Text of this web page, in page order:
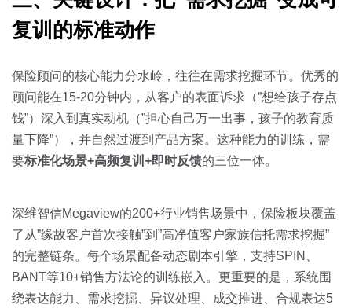
复训的标准动作
保险顾问的核心能力分水岭，往往在需求挖掘环节。优秀的
顾问能在15-20分钟内，从客户的表面诉求（”想给孩子存点
钱”）深入到真实动机（”担心自己万一出事，孩子的教育质
量下降”），并自然过渡到产品方案。这种能力的训练，需
要标准化场景+高频复训+即时反馈的三位一体。
深维智信Megaview的200+行业销售场景中，保险板块覆盖
了从”缘故客户首次接触”到”高净值客户家族信托需求挖掘”
的完整链条。每个场景配备动态剧本引擎，支持SPIN、
BANT等10+销售方法论的训练嵌入。更重要的是，系统围
绕表达能力、需求挖掘、异议处理、成交推进、合规表达5